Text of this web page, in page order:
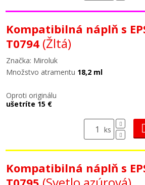
Kompatibilná náplň s
T0794 (Žltá)
Značka: Miroluk
Množstvo atramentu 18,2 ml
Oproti originálu
ušetríte 15 €
ks
Kompatibilná náplň s